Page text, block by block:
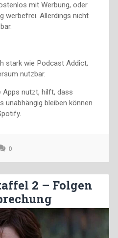
mit Werbung, oder
werbefrei. Allerdings nicht
stark wie Podcast Addict,
nutzbar.
Apps nutzt, hilft, dass
unabhängig bleiben können
0
2 – Folgen